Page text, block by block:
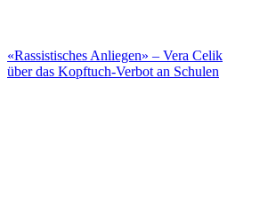
«Rassistisches Anliegen» – Vera Celik
über das Kopftuch-Verbot an Schulen